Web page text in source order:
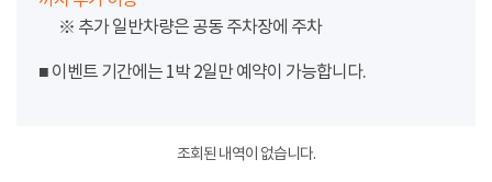
※ 추가 일반차량은 공동 주차장에 주차
■ 이벤트 기간에는 1박 2일만 예약이 가능합니다.
조회된 내역이 없습니다.